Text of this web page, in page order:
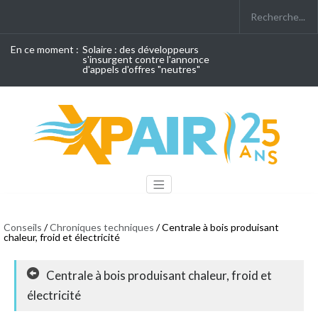
En ce moment : Solaire : des développeurs
s'insurgent contre l'annonce
d'appels d'offres "neutres"
Conseils /Chroniques techniques / Centrale à bois produisant
chaleur, froid et électricité
Centrale à bois produisant chaleur, froid et
électricité